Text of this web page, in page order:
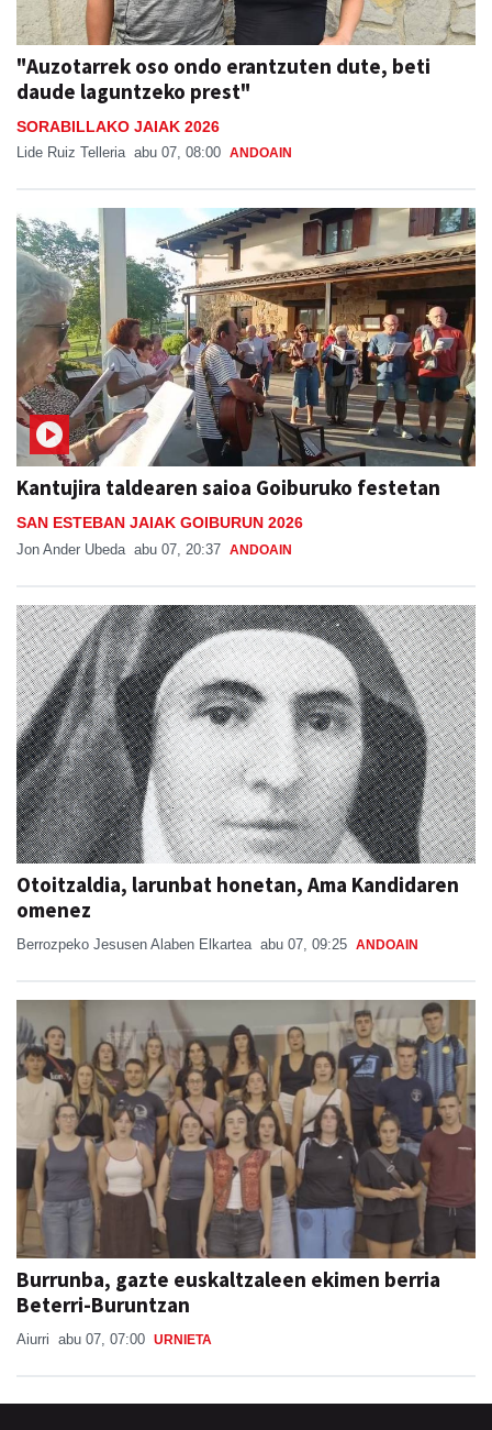
"Auzotarrek oso ondo erantzuten dute, beti
daude laguntzeko prest"
SORABILLAKO JAIAK 2026
Lide Ruiz Telleria abu 07, 08:00
Kantujira taldearen saioa Goiburuko festetan
Jon Ander Ubeda
Otoitzaldia, larunbat honetan, Ama Kandidaren
omenez
Berrozpeko Jesusen Alaben Elkartea abu 07, 09:25 ANDOAIN
Burrunba, gazte euskaltzaleen ekimen berria
Beterri-Buruntzan
Aiurri abu 07, 07:00 URNIETA